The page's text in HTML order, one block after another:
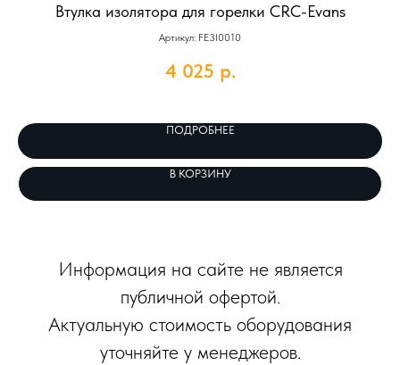
Втулка изолятора для горелки CRC-Evans
Артикул: FE3I0010
4 025 р.
ПОДРОБНЕЕ
В КОРЗИНУ
Информация на сайте не является
публичной офертой.
Актуальную стоимость оборудования
уточняйте у менеджеров.